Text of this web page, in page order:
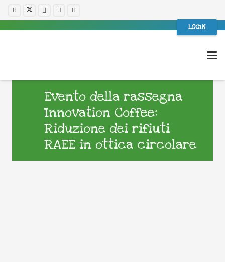
LOGIN
Evento della rassegna
Innovation Coffee:
Riduzione dei rifiuti
RAEE in ottica circolare